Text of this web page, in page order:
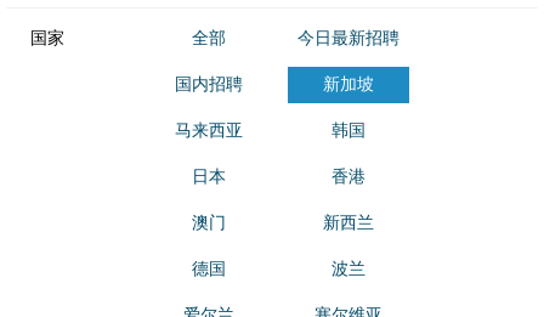
国家 全部 今日最新招聘
国内招聘 新加坡
马来西亚 韩国
日本 香港
澳门 新西兰
德国 波兰